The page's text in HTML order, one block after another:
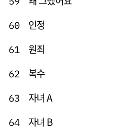
60 인정
61 원죄
62 복수
63 자녀 A
64 자녀 B